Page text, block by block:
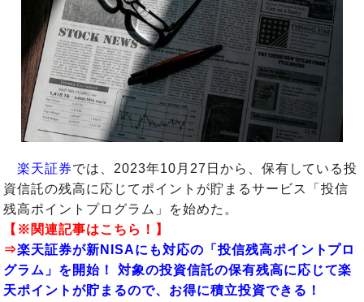
楽天証券では、2023年10月27日から、保有している投
資信託の残高に応じてポイントが貯まるサービス「投信
残高ポイントプログラム」を始めた。
【※関連記事はこちら！】
⇒楽天証券が新NISAにも対応の「投信残高ポイントプロ
グラム」を開始！ 対象の投資信託の保有残高に応じて楽
天ポイントが貯まるので、お得に積立投資できる！